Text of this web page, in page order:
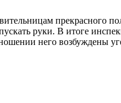
прекрасного
руки. В итоге
него возбуждены